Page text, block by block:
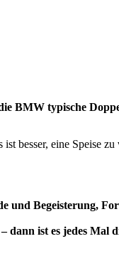
BMW typische
besser, eine Speise zu
und Begeisterung,
ist es jedes Mal